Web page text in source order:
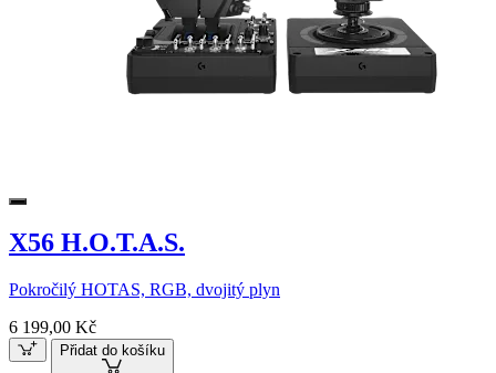
X56 H.O.T.A.S.
Pokročilý HOTAS, RGB, dvojitý plyn
6 199,00 Kč
Přidat do košíku